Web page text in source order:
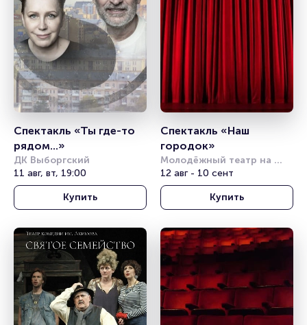
Спектакль «Ты где-то
рядом...»
ДК Выборгский
11 авг, вт, 19:00
Купить
Спектакль «Наш
городок»
Молодёжный театр на
Фонтанке
12 авг - 10 сент
Купить